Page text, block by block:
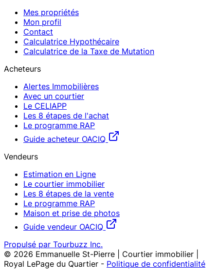
Mes propriétés
Mon profil
Contact
Calculatrice Hypothécaire
Calculatrice de la Taxe de Mutation
Acheteurs
Alertes Immobilières
Avec un courtier
Le CELIAPP
Les 8 étapes de l'achat
Le programme RAP
Guide acheteur OACIQ
Vendeurs
Estimation en Ligne
Le courtier immobilier
Les 8 étapes de la vente
Le programme RAP
Maison et prise de photos
Guide vendeur OACIQ
Propulsé par Tourbuzz Inc.
© 2026 Emmanuelle St-Pierre | Courtier immobilier |
Royal LePage du Quartier - Politique de confidentialité